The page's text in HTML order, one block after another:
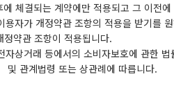
체결되는 계약에만 적용되고 그 이전
자가 개정약관 조항의 적용을 받기를
약관 조항이 적용됩니다.
상거래 등에서의 소비자보호에 관한
및 관계법령 또는 상관례에 따릅니다.